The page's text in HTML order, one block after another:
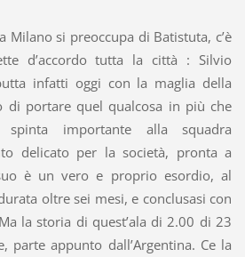
Milano si preoccupa di Batistuta, c’è
d’accordo tutta la città : Silvio
infatti oggi con la maglia della
di portare quel qualcosa in più che
importante alla squadra
delicato per la società, pronta a
è un vero e proprio esordio, al
oltre sei mesi, e conclusasi con
la storia di quest’ala di 2.00 di 23
parte appunto dall’Argentina. Ce la